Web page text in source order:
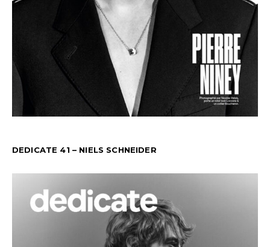
DEDICATE 41 – NIELS SCHNEIDER